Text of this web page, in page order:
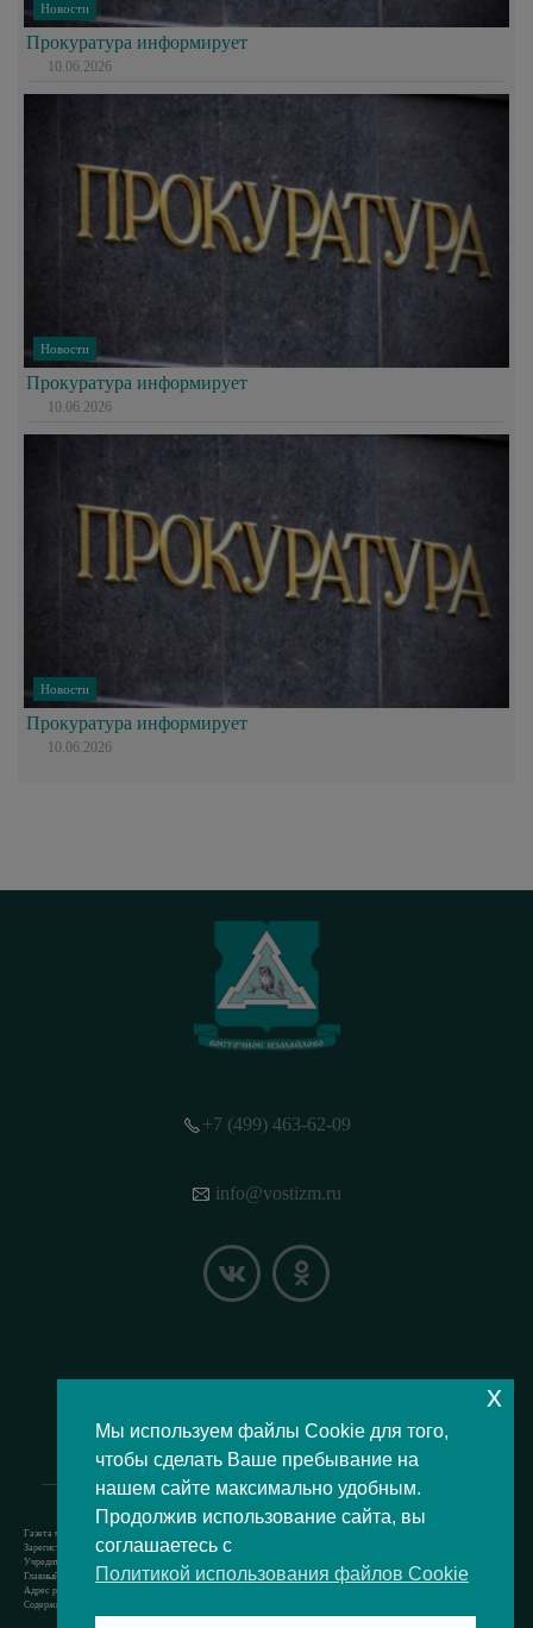
Новости
Прокуратура информирует
10.06.2026
Новости
Прокуратура информирует
10.06.2026
Новости
Прокуратура информирует
10.06.2026
+7 (499) 463-62-09
info@vostizm.ru
Газета муниципального округа Восточное Измайлово.
Зарегистрировано Роскомнадзором свидетельство Эл № ФС77-73364 от 24.07.2018 г.
Учредитель — аппарат Совета депутатов муниципального округа Восточное Измайлово.
Главный редактор — Кочерёжкин Н.А.
Адрес редакции: 105077, г. Москва, Измайловский бульвар, д. 50. т. +74994636209
Содержит материал возрастной категории 12+
Мы используем файлы Cookie для того,
чтобы сделать Ваше пребывание на
нашем сайте максимально удобным.
Продолжив использование сайта, вы
соглашаетесь с
Политикой использования файлов Cookie
x